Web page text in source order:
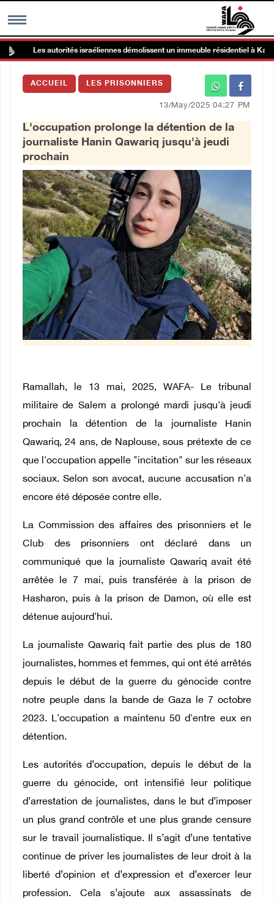
MENU
Galerie d’images
Centre palestinien
العربية
English
Les autorités israéliennes démolissent un immeuble résidentiel à Kafr
ACCUEIL LES PRISONNIERS
13/May/2025 04:27 PM
L'occupation prolonge la détention de la
journaliste Hanin Qawariq jusqu'à jeudi
prochain
Ramallah, le 13 mai, 2025, WAFA-
Le tribunal
militaire de Salem a prolongé mardi jusqu'à jeudi
prochain la détention de la journaliste Hanin
Qawariq, 24 ans, de Naplouse, sous prétexte de ce
que l'occupation appelle "incitation" sur les réseaux
sociaux. Selon son avocat, aucune accusation n'a
encore été déposée contre elle.
La Commission des affaires des prisonniers et le
Club des prisonniers ont déclaré dans un
communiqué que la journaliste Qawariq avait été
arrêtée le 7 mai, puis transférée à la prison de
Hasharon, puis à la prison de Damon, où elle est
détenue aujourd'hui.
La journaliste Qawariq fait partie des plus de 180
journalistes, hommes et femmes, qui ont été arrêtés
depuis le début de la guerre du génocide contre
notre peuple dans la bande de Gaza le 7 octobre
2023. L'occupation a maintenu 50 d'entre eux en
détention.
Les autorités d’occupation, depuis le début de la
guerre du génocide, ont intensifié leur politique
d’arrestation de journalistes, dans le but d’imposer
un plus grand contrôle et une plus grande censure
sur le travail journalistique. Il s’agit d’une tentative
continue de priver les journalistes de leur droit à la
liberté d’opinion et d’expression et d’exercer leur
profession. Cela s’ajoute aux assassinats de